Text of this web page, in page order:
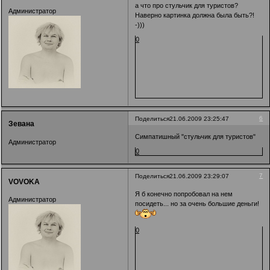
Администратор
а что про стульчик для туристов?
Наверно картинка должна была быть?!
-)))
0
Поделиться 6
21.06.2009 23:25:47
Зевана
Администратор
Симпатишный "стульчик для туристов"
0
Поделиться 7
21.06.2009 23:29:07
VOVOKA
Администратор
Я б конечно попробовал на нем
посидеть... но за очень большие деньги!
0